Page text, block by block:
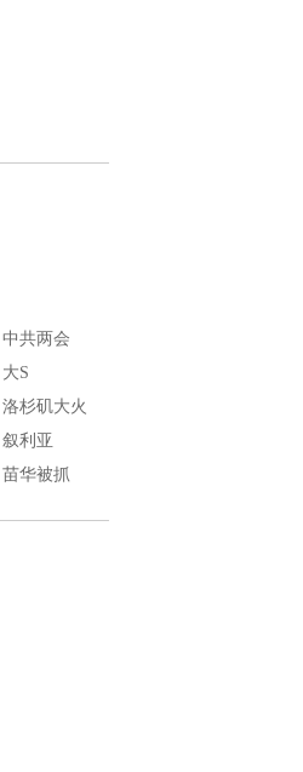
中共两会
大S
洛杉矶大火
叙利亚
苗华被抓